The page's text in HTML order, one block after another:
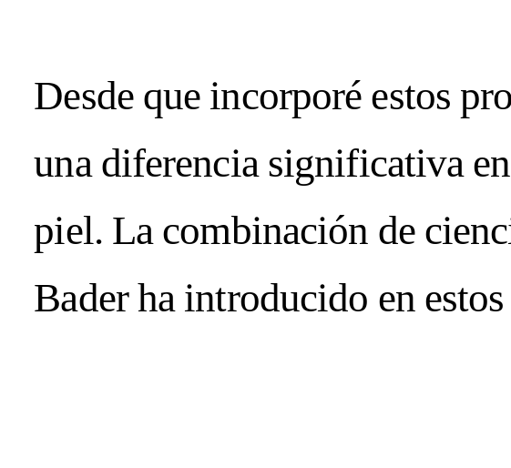
Desde que incorporé estos
una diferencia significativa
piel. La combinación de
Baderha introducido en